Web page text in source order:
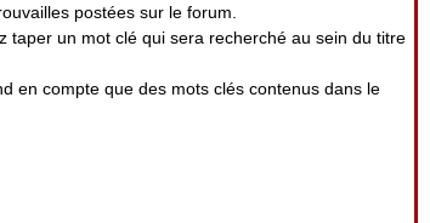
postées sur le forum.
taper un mot clé qui sera recherché au sein du titre
en compte que des mots clés contenus dans le